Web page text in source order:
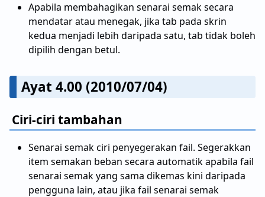
Apabila membahagikan senarai semak secara
mendatar atau menegak, jika tab pada skrin
kedua menjadi lebih daripada satu, tab tidak boleh
dipilih dengan betul.
Ayat 4.00 (2010/07/04)
Ciri-ciri tambahan
Senarai semak ciri penyegerakan fail. Segerakkan
item semakan beban secara automatik apabila fail
senarai semak yang sama dikemas kini daripada
pengguna lain, atau jika fail senarai semak